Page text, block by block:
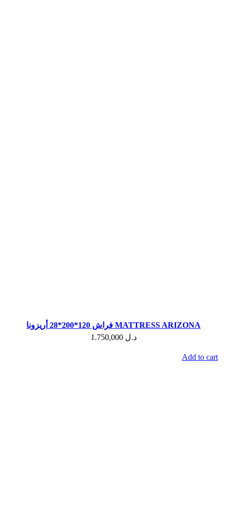
فراش 120*200*28 أريزونا MATTRESS ARIZONA
د.ل 1.750,000
Add to cart